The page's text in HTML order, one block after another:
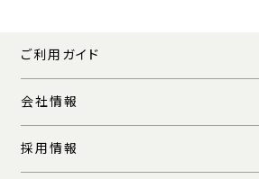
ご利用ガイド
会社情報
採用情報